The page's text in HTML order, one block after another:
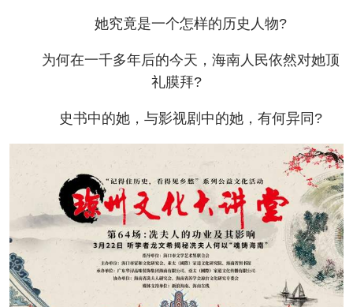
她究竟是一个怎样的历史人物?
为何在一千多年后的今天，海南人民依然对她顶
礼膜拜?
史书中的她，与影视剧中的她，有何异同?